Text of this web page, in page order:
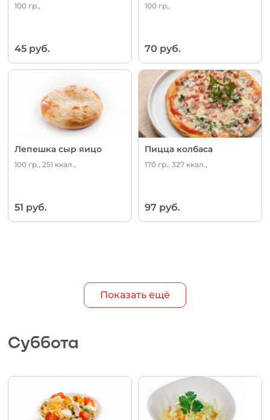
100 гр.,
45 руб.
100 гр.,
70 руб.
Лепешка сыр яицо
100 гр., 251 ккал.,
51 руб.
Пицца колбаса
170 гр., 327 ккал.,
97 руб.
Показать ещё
Суббота